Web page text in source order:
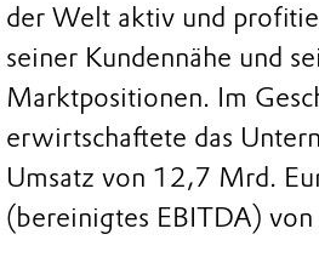
der Welt aktiv und
seiner Kundennähe und
Marktpositionen. Im
erwirtschaftete das
Umsatz von 12,7 Mrd.
(bereinigtes EBITDA)